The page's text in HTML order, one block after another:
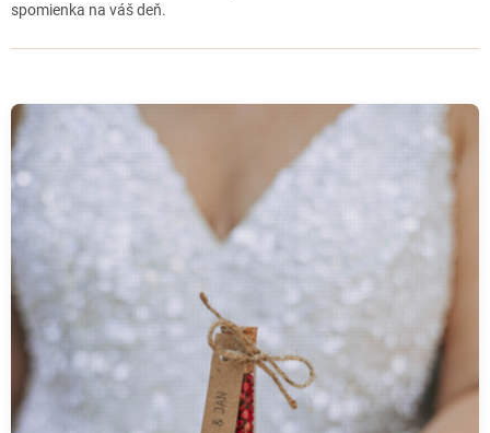
Pelhřimov partnerská prodejna
Znojmo partnerská prodejna
Jeseník partnerská prodejna
Prostějov partnerská prodejna
Přerov partnerská prodejna
Šumperk partnerská prodejna
Bruntál partnerská prodejna
Karviná partnerská prodejna
spomienka na váš deň.